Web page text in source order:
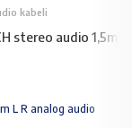
kabeli
stereo audio 1,5m
L R analog audio